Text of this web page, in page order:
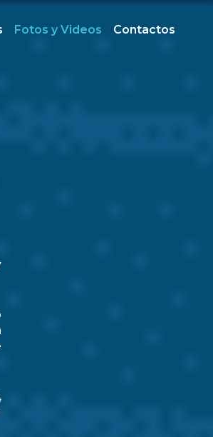
Fotos y Videos Contactos